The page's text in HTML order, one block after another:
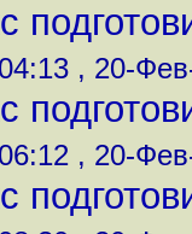
04:13 , 20-
06:12 , 20-